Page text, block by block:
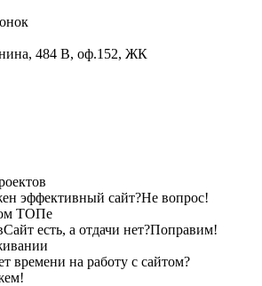
484 В, оф.152, ЖК
эффективный сайт?Не вопрос!
ТОПе
Сайт есть, а отдачи нет?Поправим!
времени на работу с сайтом?